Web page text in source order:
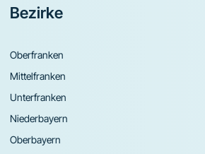
Bezirke
Oberfranken
Mittelfranken
Unterfranken
Niederbayern
Oberbayern